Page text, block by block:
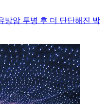
방암 투병 후 더 단단해진 박